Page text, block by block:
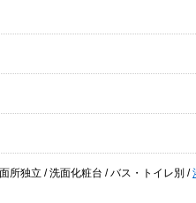
所独立 /洗面化粧台 /バス・トイレ別 /